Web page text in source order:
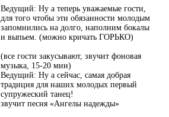
Ведущий: Ну а теперь уважаемые гости,
для того чтобы эти обязанности молодым
запомнились на долго, наполним бокалы
и выпьем. (можно кричать ГОРЬКО)
(все гости закусывают, звучит фоновая
музыка, 15-20 мин)
Ведущий: Ну а сейчас, самая добрая
традиция для наших молодых первый
супружеский танец!
звучит песня «Ангелы надежды»